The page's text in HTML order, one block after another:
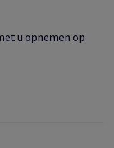
u opnemen op